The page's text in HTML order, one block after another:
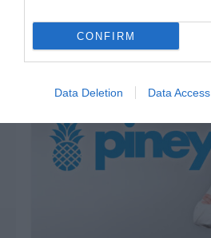
CONFIRM
Data Deletion Data Access
100%